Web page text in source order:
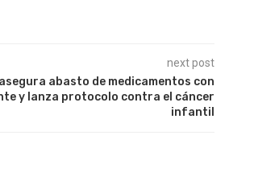
next post
abasto de medicamentos con
y lanza protocolo contra el cáncer
infantil